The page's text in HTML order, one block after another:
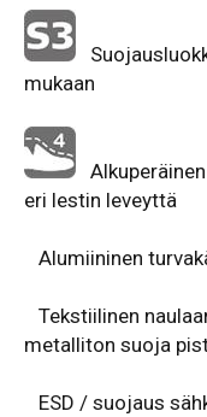
mukaan
eri lestin leveyttä
Alumiininen
Tekstiilinen
metalliton suoja
ESD / suojaus